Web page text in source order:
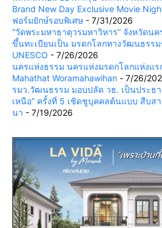
Brand New Day Exclusive Movie
ฟอร์มยักษ์รอบพิเศษ - 7/31/2026
“วัดพระมหาธาตุวรมหาวิหาร” จังหวัดน
ขึ้นทะเบียนเป็น มรดกโลกทางวัฒนธรรม
UNESCO - 7/26/2026
นครแห่งธรรม นครแห่งมรดกโลกแห่งแร
Mahathat Woramahawihan - 7/26/
รมว.วัฒนธรรม มอบปลัด วธ. เป็นประธา
เหนือ” ครั้งที่ 5 เชิดชูบุคคลต้นแบบ สืบ
นา - 7/19/2026